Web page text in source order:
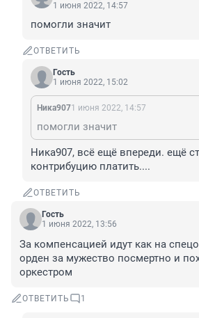
1 июня 2022, 14:57
помогли значит
ОТВЕТИТЬ
Гость
1 июня 2022, 15:02
Ника9071 июня 2022, 14:57
помогли значит
Ника907, всё ещё впереди. ещё
контрибуцию платить....
ОТВЕТИТЬ
Гость
1 июня 2022, 13:56
За компенсацией идут как на
орден за мужество посмертно и
оркестром
ОТВЕТИТЬ 1